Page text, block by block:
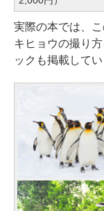
実際の本では、
キヒョウの撮り
ックも掲載してい